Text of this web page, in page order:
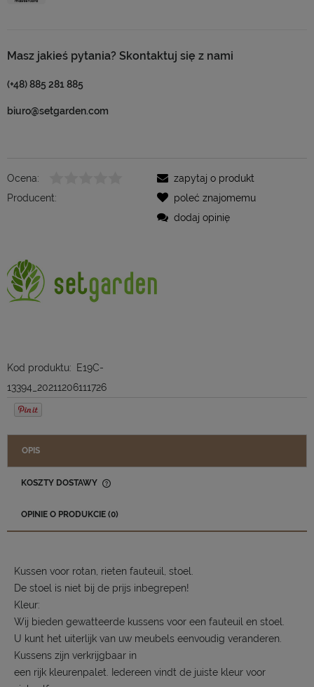
Masz jakieś pytania? Skontaktuj się z nami
(+48) 885 281 885
biuro@setgarden.com
Ocena:
Producent:
Kod produktu:
E19C-
13394_20211206111726
zapytaj o produkt
poleć znajomemu
dodaj opinię
OPIS
KOSZTY DOSTAWY
OPINIE O PRODUKCIE (0)
Kussen voor rotan, rieten fauteuil, stoel.
De stoel is niet bij de prijs inbegrepen!
Kleur:
Wij bieden gewatteerde kussens voor een fauteuil en stoel.
U kunt het uiterlijk van uw meubels eenvoudig veranderen.
Kussens zijn verkrijgbaar in
een rijk kleurenpalet. Iedereen vindt de juiste kleur voor